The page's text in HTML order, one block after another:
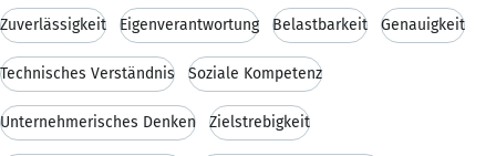
Zuverlässigkeit Eigenverantwortung Belastbarkeit Genauigkeit
Technisches Verständnis Soziale Kompetenz
Unternehmerisches Denken Zielstrebigkeit